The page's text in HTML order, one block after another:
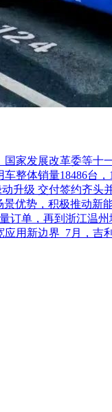
家发展改革委等
体销量18486台
升级 交付签约齐头
优势，积极推动
单，再到浙江温
用新边界 7月，吉